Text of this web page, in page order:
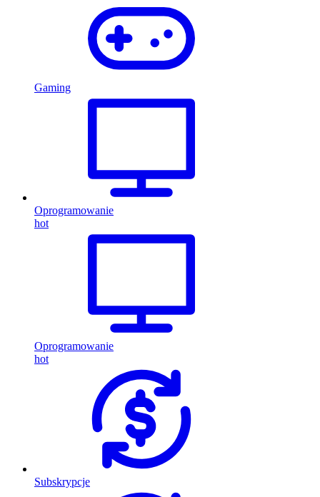
Gaming
Oprogramowanie
hot
Oprogramowanie
hot
Subskrypcje